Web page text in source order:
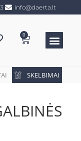
info@daerta.lt
0
SKELBIMAI